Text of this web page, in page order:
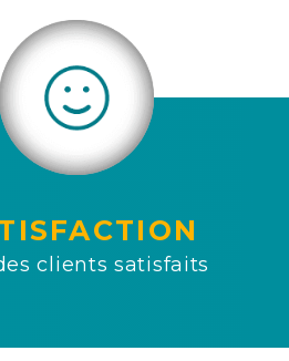
clients satisfaits